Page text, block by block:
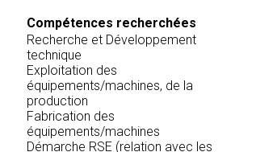
Compétences recherchées
Recherche et Développement
technique
Exploitation des
équipements/machines, de la
production
Fabrication des
équipements/machines
Démarche RSE (relation avec les